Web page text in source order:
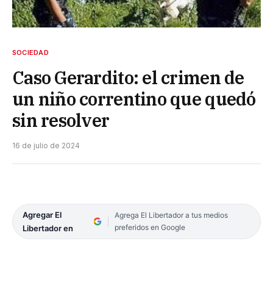
SOCIEDAD
Caso Gerardito: el crimen de
un niño correntino que quedó
sin resolver
16 de julio de 2024
Agregar El
Libertador en
Agrega El Libertador a tus medios
preferidos en Google